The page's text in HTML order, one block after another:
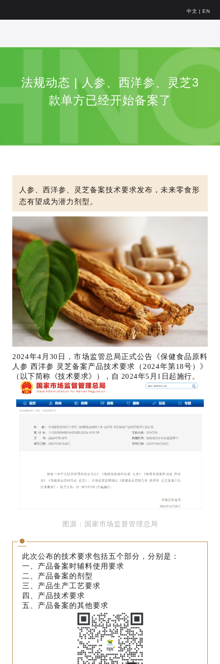
中文 | EN
法规动态 | 人参、西洋参、灵芝3
款单方已经开始备案了
人参、西洋参、灵芝备案技术要求发布，未来零食形
态有望成为潜力剂型。
2024年4月30日，市场监管总局正式公告《保健食品原料
人参 西洋参 灵芝备案产品技术要求（2024年第18号）》
（以下简称《技术要求》），自 2024年5月1日起施行。
图源：国家市场监督管理总局
此次公布的技术要求包括五个部分，分别是：
一、产品备案时辅料使用要求
二、产品备案的剂型
三、产品生产工艺要求
四、产品技术要求
五、产品备案的其他要求